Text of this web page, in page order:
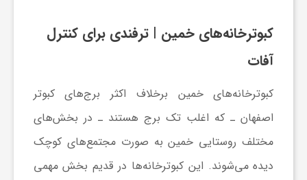
کبوترخانه‌های خمین | ترفندی برای کنترل
آفات
کبوترخانه‌های خمین برخلاف اکثر برج‌های کبوتر
اصفهان ـ که اغلب تک برج هستند ـ در بخش‌های
مختلف روستایی خمین به صورت مجتمع‌های کوچک
دیده می‌شوند. این کبوترخانه‌ها در قدیم بخش مهمی